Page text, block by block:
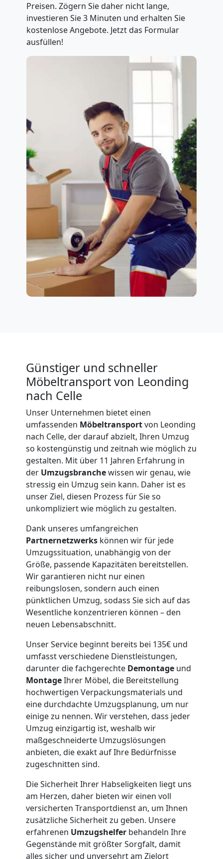
Preisen. Zögern Sie daher nicht lange,
investieren Sie 3 Minuten und erhalten Sie
kostenlose Angebote. Jetzt das Formular
ausfüllen!
Günstiger und schneller
Möbeltransport von Leonding
nach Celle
Unser Unternehmen bietet einen
umfassenden Möbeltransportvon Leonding
nach Celle, der darauf abzielt, Ihren Umzug
so kostengünstig und zeitnah wie möglich zu
gestalten. Mit über 11 Jahren Erfahrung in
der Umzugsbranchewissen wir genau, wie
stressig ein Umzug sein kann. Daher ist es
unser Ziel, diesen Prozess für Sie so
unkompliziert wie möglich zu gestalten.
Dank unseres umfangreichen
Partnernetzwerks können wir für jede
Umzugssituation, unabhängig von der
Größe, passende Kapazitäten bereitstellen.
Wir garantieren nicht nur einen
reibungslosen, sondern auch einen
pünktlichen Umzug, sodass Sie sich auf das
Wesentliche konzentrieren können – den
neuen Lebensabschnitt.
Unser Service beginnt bereits bei 135€ und
umfasst verschiedene Dienstleistungen,
darunter die fachgerechte Demontage und
MontageIhrer Möbel, die Bereitstellung
hochwertigen Verpackungsmaterials und
eine durchdachte Umzugsplanung, um nur
einige zu nennen. Wir verstehen, dass jeder
Umzug einzigartig ist, weshalb wir
maßgeschneiderte Umzugslösungen
anbieten, die exakt auf Ihre Bedürfnisse
zugeschnitten sind.
Die Sicherheit Ihrer Habseligkeiten liegt uns
am Herzen, daher bieten wir einen voll
versicherten Transportdienst an, um Ihnen
zusätzliche Sicherheit zu geben. Unsere
erfahrenen Umzugshelfer behandeln Ihre
Gegenstände mit größter Sorgfalt, damit
alles sicher und unversehrt am Zielort
Umzugshelfer
Leonding
Möbeltaxi
Leonding
Kleintransport
Leonding
Möbelmontage
Leonding
Möbeltransport
Leonding